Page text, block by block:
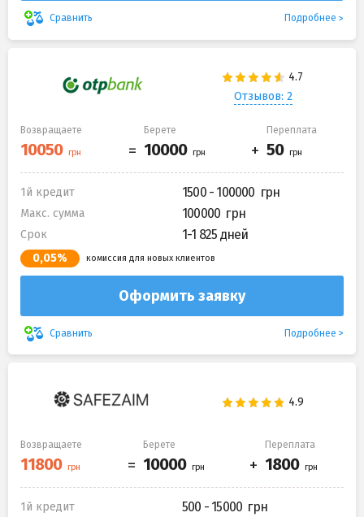
Сравнить Подробнее
Отзывов: 2
Возвращаете Берете Переплата
1й кредит 1500 - 100000
Макс. сумма 100000
Срок 1-1 825 дней
0,05% комиссия для новых клиентов
Оформить заявку
Сравнить Подробнее
Возвращаете Берете Переплата
1й кредит 500 - 15000